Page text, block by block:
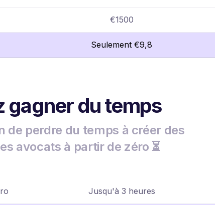
€1500
Seulement €9,8
gagner du temps
de perdre du temps à créer des
avocats à partir de zéro ⏳
Jusqu'à 3 heures